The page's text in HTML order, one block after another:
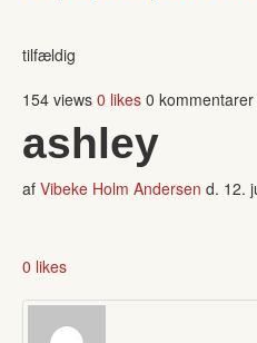
tilfældig
154 views 0 likes 0 kommentarer
ashley
af Vibeke Holm Andersen d. 12.
0 likes